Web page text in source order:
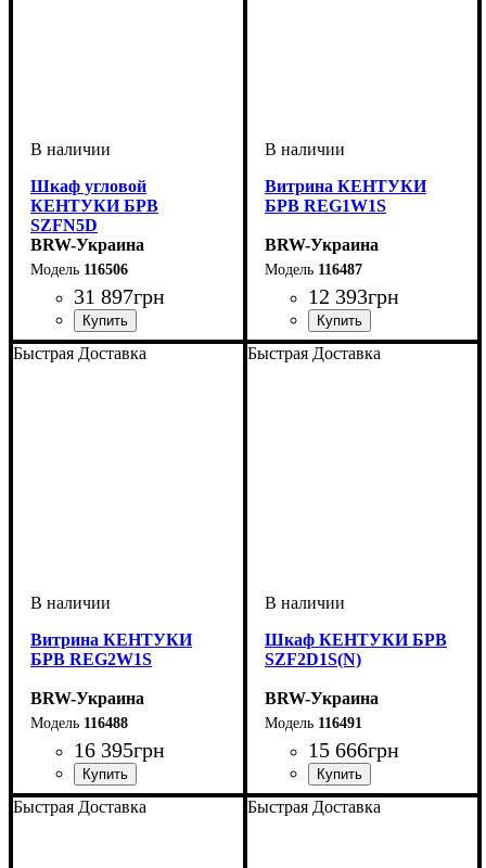
Шкаф угловой
КЕНТУКИ БРВ
SZFN5D
BRW-Украина
116506
31 897грн
ширина, мм: 1365
высота, мм: 2250
глубина, мм: 1365
Витрина КЕНТУКИ
БРВ REG1W1S
BRW-Украина
116487
12 393грн
ширина, мм: 695
высота, мм: 2100
глубина, мм: 440
Быстрая Доставка
Витрина КЕНТУКИ
БРВ REG2W1S
BRW-Украина
116488
16 395грн
ширина, мм: 995
высота, мм: 2100
глубина, мм: 440
Быстрая Доставка
Шкаф КЕНТУКИ БРВ
SZF2D1S(N)
BRW-Украина
116491
15 666грн
ширина, мм: 995
высота, мм: 2100
глубина, мм: 610
Быстрая Доставка Быстрая Доставка